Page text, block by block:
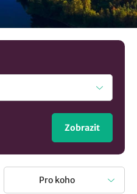
co vidět a co dělat v této
na zajímavá místa a kam
vybrali následující tipy:
odpočinout na výletě s
cíl a vydat se za
Zobrazit
Pro koho